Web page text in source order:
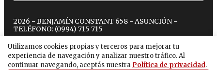
Utilizamos cookies propias y terceros para mejorar tu
experiencia de navegación y analizar nuestro tráfico. Al
continuar navegando, aceptás nuestra Política de privacidad.
2026 - BENJAMÍN CONSTANT 658 - ASUNCIÓN -
TELÉFONO: (0994) 715 715
twitterinstagram
facebook
tiktokyoutubespotify